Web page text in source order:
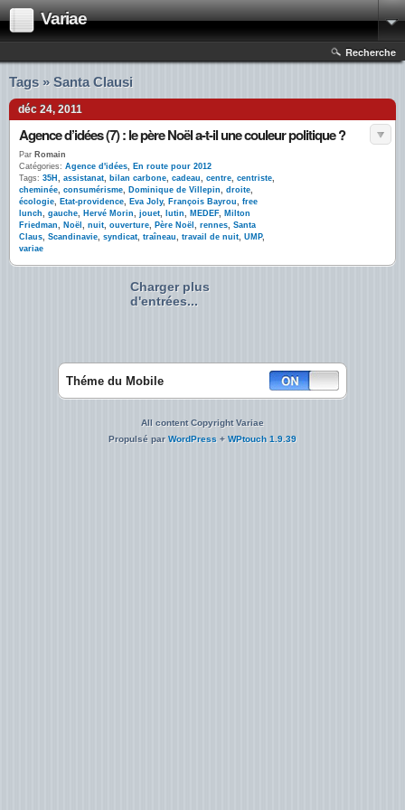
Variae
Recherche
Tags » Santa Clausi
déc 24, 2011
Agence d’idées (7) : le père Noël a-t-il une couleur politique ?
Par Romain
Catégories: Agence d'idées, En route pour 2012
Tags: 35H , assistanat, bilan carbone, cadeau, centre, centriste,
cheminée, consumérisme, Dominique de Villepin, droite,
écologie, Etat-providence, Eva Joly, François Bayrou, free
lunch, gauche, Hervé Morin, jouet, lutin, MEDEF, Milton
Friedman, Noël , nuit, ouverture, Père Noël , rennes, Santa
Claus, Scandinavie, syndicat, traîneau, travail de nuit, UMP,
variae
Charger plus
d'entrées...
Théme du Mobile
All content Copyright Variae
Propulsé parWordPress + WPtouch 1.9.39